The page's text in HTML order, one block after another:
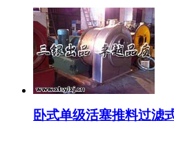
卧式单级活塞推料过滤